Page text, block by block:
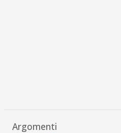
Argomenti